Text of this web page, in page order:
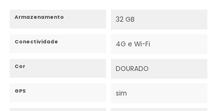
Armazenamento 32 GB
Conectividade 4G e Wi-Fi
Cor DOURADO
GPS sim